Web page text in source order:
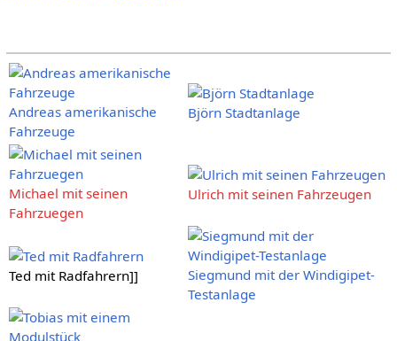
Andreas amerikanische
Fahrzeuge
Björn Stadtanlage
Michael mit seinen
Fahrzuegen
Ulrich mit seinen Fahrzeugen
Ted mit Radfahrern]]
Siegmund mit der Windigipet-
Testanlage